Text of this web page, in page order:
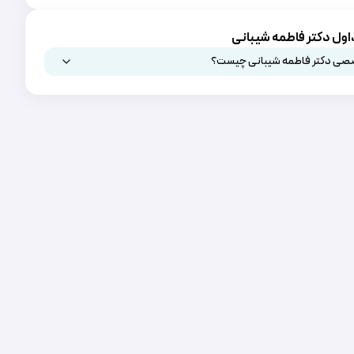
دکتر فاطمه شیبانی
دکتر فاطمه شیبانی چیست؟